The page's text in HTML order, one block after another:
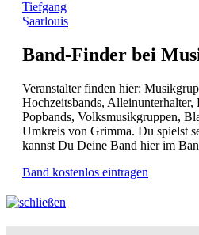
Tiefgang
Saarlouis
Band-Finder bei
Veranstalter finden hier:
Hochzeitsbands, Alleinunterhalter,
Popbands, Volksmusikgruppen,
Umkreis von Grimma. Du spielst
kannst Du Deine Band hier im
Band kostenlos eintragen